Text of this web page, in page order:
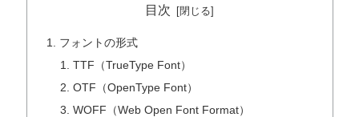
目次
フォントの形式
TTF（TrueType Font）
OTF（OpenType Font）
WOFF（Web Open Font Format）